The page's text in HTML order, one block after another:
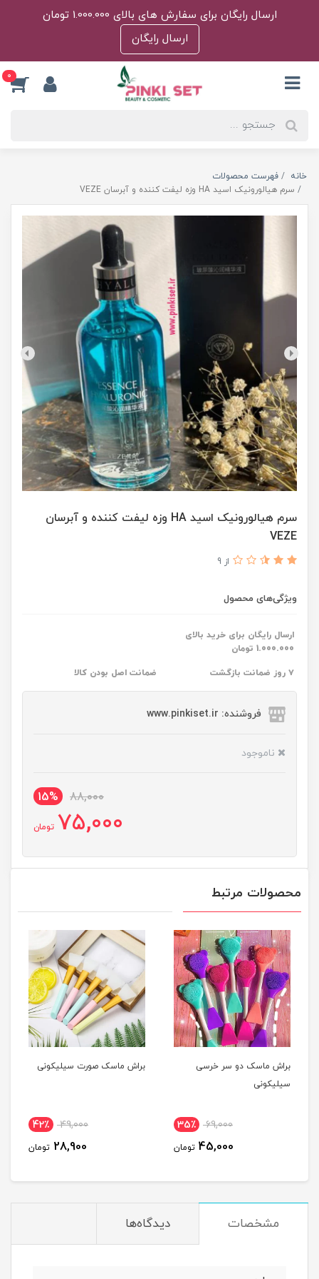
ارسال رایگان برای سفارش های بالای 1.000.000 تومان
ارسال رایگان
0
خانه
فهرست محصولات
سرم هیالورونیک اسید HA وزه لیفت کننده و آبرسان VEZE
سرم هیالورونیک اسید HA وزه لیفت کننده و آبرسان
VEZE
از 9
ویژگی‌های محصول
ارسال رایگان برای خرید بالای
1.000.000 تومان
۷ روز ضمانت بازگشت ضمانت اصل بودن کالا
فروشنده: www.pinkiset.ir
ناموجود
88,000
15%
75,000 تومان
محصولات مرتبط
براش ماسک دو سر خرسی
سیلیکونی
69,000 35٪
45,000 تومان
براش ماسک صورت سیلیکونی
49,000 42٪
28,900 تومان
مشخصات دیدگاه‌ها